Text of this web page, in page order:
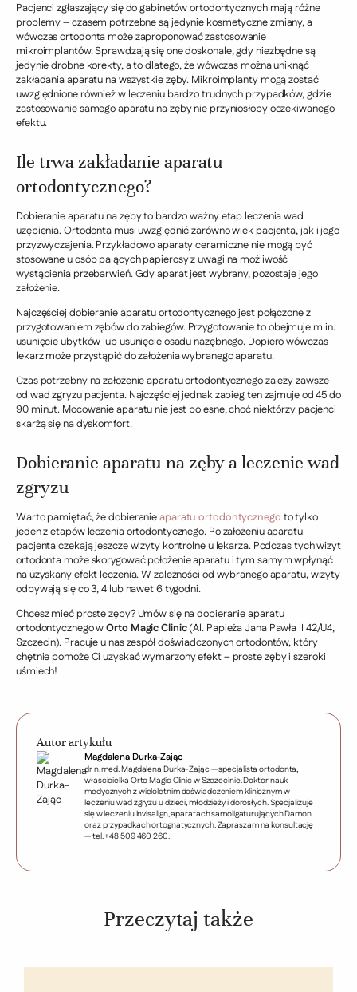
Pacjenci zgłaszający się do gabinetów ortodontycznych mają różne
problemy – czasem potrzebne są jedynie kosmetyczne zmiany, a
wówczas ortodonta może zaproponować zastosowanie
mikroimplantów. Sprawdzają się one doskonale, gdy niezbędne są
jedynie drobne korekty, a to dlatego, że wówczas można uniknąć
zakładania aparatu na wszystkie zęby. Mikroimplanty mogą zostać
uwzględnione również w leczeniu bardzo trudnych przypadków, gdzie
zastosowanie samego aparatu na zęby nie przyniosłoby oczekiwanego
efektu.
Ile trwa zakładanie aparatu
ortodontycznego?
Dobieranie aparatu na zęby to bardzo ważny etap leczenia wad
uzębienia. Ortodonta musi uwzględnić zarówno wiek pacjenta, jak i jego
przyzwyczajenia. Przykładowo aparaty ceramiczne nie mogą być
stosowane u osób palących papierosy z uwagi na możliwość
wystąpienia przebarwień. Gdy aparat jest wybrany, pozostaje jego
założenie.
Najczęściej dobieranie aparatu ortodontycznego jest połączone z
przygotowaniem zębów do zabiegów. Przygotowanie to obejmuje m.in.
usunięcie ubytków lub usunięcie osadu nazębnego. Dopiero wówczas
lekarz może przystąpić do założenia wybranego aparatu.
Czas potrzebny na założenie aparatu ortodontycznego zależy zawsze
od wad zgryzu pacjenta. Najczęściej jednak zabieg ten zajmuje od 45 do
90 minut. Mocowanie aparatu nie jest bolesne, choć niektórzy pacjenci
skarżą się na dyskomfort.
Dobieranie aparatu na zęby a leczenie wad
zgryzu
Warto pamiętać, że dobieranieaparatu ortodontycznego to tylko
jeden z etapów leczenia ortodontycznego. Po założeniu aparatu
pacjenta czekają jeszcze wizyty kontrolne u lekarza. Podczas tych wizyt
ortodonta może skorygować położenie aparatu i tym samym wpłynąć
na uzyskany efekt leczenia. W zależności od wybranego aparatu, wizyty
odbywają się co 3, 4 lub nawet 6 tygodni.
Chcesz mieć proste zęby? Umów się na dobieranie aparatu
ortodontycznego wOrto Magic Clinic(Al. Papieża Jana Pawła II 42/U4,
Szczecin). Pracuje u nas zespół doświadczonych ortodontów, który
chętnie pomoże Ci uzyskać wymarzony efekt – proste zęby i szeroki
uśmiech!
Autor artykułu
Magdalena Durka-Zając
dr n. med. Magdalena Durka-Zając — specjalista ortodonta,
właścicielka Orto Magic Clinic w Szczecinie. Doktor nauk
medycznych z wieloletnim doświadczeniem klinicznym w
leczeniu wad zgryzu u dzieci, młodzieży i dorosłych. Specjalizuje
się w leczeniu Invisalign, aparatach samoligaturujących Damon
oraz przypadkach ortognatycznych. Zapraszam na konsultację
— tel. +48 509 460 260.
Przeczytaj także